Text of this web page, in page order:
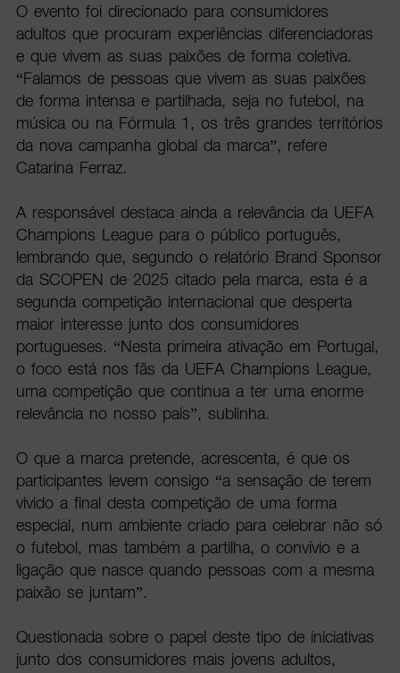
O evento foi direcionado para consumidores
adultos que procuram experiências diferenciadoras
e que vivem as suas paixões de forma coletiva.
“Falamos de pessoas que vivem as suas paixões
de forma intensa e partilhada, seja no futebol, na
música ou na Fórmula 1, os três grandes territórios
da nova campanha global da marca”, refere
Catarina Ferraz.
A responsável destaca ainda a relevância da UEFA
Champions League para o público português,
lembrando que, segundo o relatório Brand Sponsor
da SCOPEN de 2025 citado pela marca, esta é a
segunda competição internacional que desperta
maior interesse junto dos consumidores
portugueses. “Nesta primeira ativação em Portugal,
o foco está nos fãs da UEFA Champions League,
uma competição que continua a ter uma enorme
relevância no nosso país”, sublinha.
O que a marca pretende, acrescenta, é que os
participantes levem consigo “a sensação de terem
vivido a final desta competição de uma forma
especial, num ambiente criado para celebrar não só
o futebol, mas também a partilha, o convívio e a
ligação que nasce quando pessoas com a mesma
paixão se juntam”.
Questionada sobre o papel deste tipo de iniciativas
junto dos consumidores mais jovens adultos,